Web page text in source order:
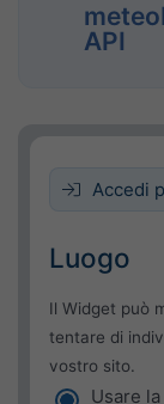
API
Accedi
Luogo
Il Widget può
tentare di
vostro sito.
Usare la